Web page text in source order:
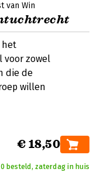
van Win
het
voor zowel
die de
willen
€ 18,50
besteld, zaterdag in huis